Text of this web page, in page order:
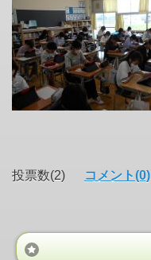
投票数(2) コメント(0)